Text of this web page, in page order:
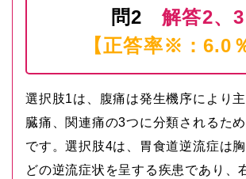
問2解答2、3
【正答率※：6.0
選択肢1は、腹痛は発生機序により
臓痛、関連痛の3つに分類されるた
です。選択肢4は、胃食道逆流症は
どの逆流症状を呈する疾患であり、